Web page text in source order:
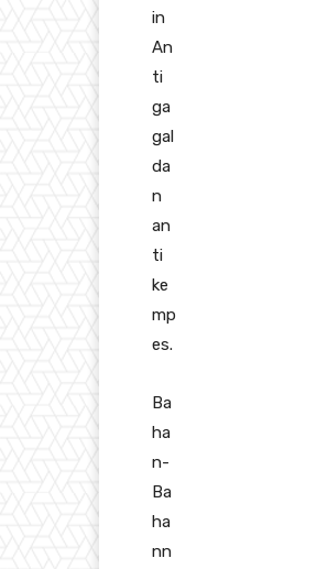
in
An
ti
ga
gal
da
n
an
ti
ke
mp
es.
Ba
ha
n-
Ba
ha
nn